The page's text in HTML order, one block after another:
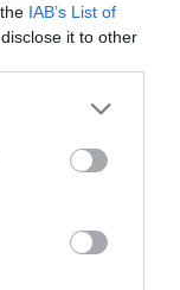
IAB’s List of
it to other
or more Google
may click to
party tags to
in below Google